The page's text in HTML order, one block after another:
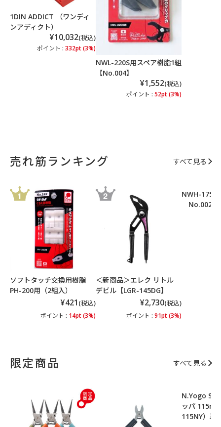
1DIN ADDICT （ワンディ
ンアディクト）
¥10,032(税込)
ポイント : 332pt (3%)
NWL-220S用スペア樹脂1組
【No.004】
¥1,552(税込)
ポイント : 52pt (3%)
売れ筋ランキング すべて見る
ソフトタッチ交換用樹脂
PH-200用（2組入）
¥421 (税込)
ポイント : 14pt (3%)
＜新商品＞エレク リトル
デビル【LGR-145DG】
¥2,730(税込)
ポイント : 91pt (3%)
NWH-175
No.002
限定商品 すべて見る
N.Yogo
ッパ
115NY）革